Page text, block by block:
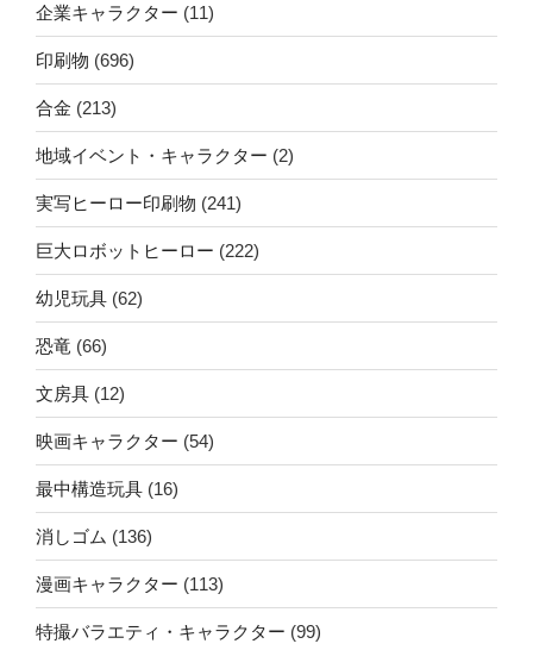
企業キャラクター (11)
印刷物 (696)
合金 (213)
地域イベント・キャラクター (2)
実写ヒーロー印刷物 (241)
巨大ロボットヒーロー (222)
幼児玩具 (62)
恐竜 (66)
文房具 (12)
映画キャラクター (54)
最中構造玩具 (16)
消しゴム (136)
漫画キャラクター (113)
特撮バラエティ・キャラクター (99)